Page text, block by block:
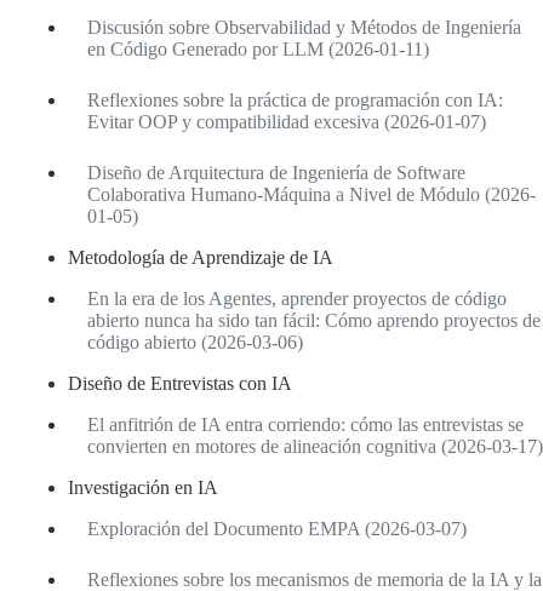
Discusión sobre Observabilidad y Métodos de Ingeniería
en Código Generado por LLM (2026-01-11)
Reflexiones sobre la práctica de programación con IA:
Evitar OOP y compatibilidad excesiva (2026-01-07)
Diseño de Arquitectura de Ingeniería de Software
Colaborativa Humano-Máquina a Nivel de Módulo (2026-
01-05)
Metodología de Aprendizaje de IA
En la era de los Agentes, aprender proyectos de código
abierto nunca ha sido tan fácil: Cómo aprendo proyectos de
código abierto (2026-03-06)
Diseño de Entrevistas con IA
El anfitrión de IA entra corriendo: cómo las entrevistas se
convierten en motores de alineación cognitiva (2026-03-17)
Investigación en IA
Exploración del Documento EMPA (2026-03-07)
Reflexiones sobre los mecanismos de memoria de la IA y la